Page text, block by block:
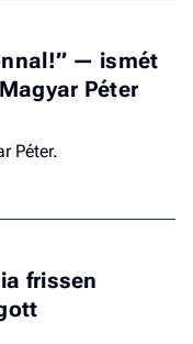
— ismét
Péter
Péter.
frissen